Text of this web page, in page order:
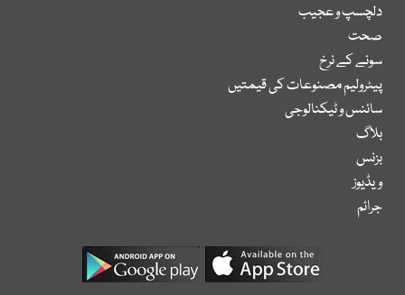
دلچسپ و عجیب
صحت
سونے کے نرخ
پیٹرولیم مصنوعات کی قیمتیں
سائنس و ٹیکنالوجی
بلاگ
بزنس
ویڈیوز
جرائم